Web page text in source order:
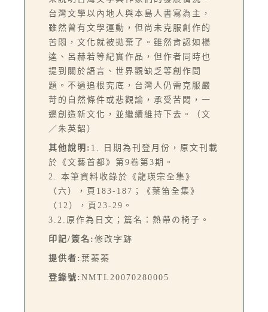
台灣文學以內地人與本島人書寫為主，
雖然曾有文學運動，但尚未克服創作的
苦悶，文化就被拋棄了。雖然肯認如楊
逵、呂赫若等紀實作品，但作者同時也
提到關於語言、世界觀缺乏等創作問
題。不過追根究底，台灣人仍需克服嚴
苛的自然條件或悲觀論，承受苦悶，一
邊創造新文化，並繼續維持下去。（文
／朱英韶）
其他說明: 1. 日期為刊登月份，原文刊載
於《文藝首都》第9卷第3期。
2. 本筆資料收錄於《龍瑛宗全集》
（六），頁183-187；《葉笛全集》
（12），頁23-29。
3.2.原作為日文；篇名：熱帶の椅子。
印記/簽名: 修改字跡
提供者: 葉蓁蓁
登錄號: NMTL20070280005